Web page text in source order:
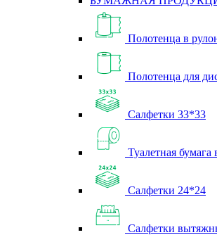
Полотенца в
Полотенца для
Салфетки 33*33
Туалетная бумага
Салфетки 24*24
Салфетки